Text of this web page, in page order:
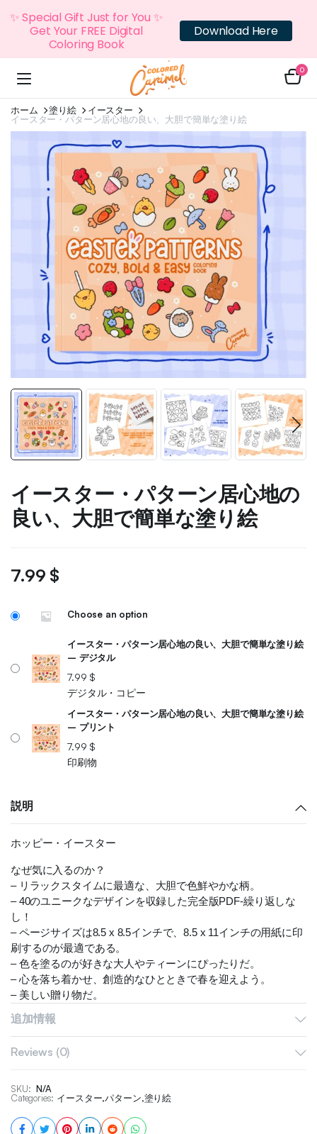
0
ホーム 塗り絵
イースター
イースター・パターン居心地の良い、大胆で簡単な塗り絵
イースター・パターン居心地の
良い、大胆で簡単な塗り絵
7.99 $
Choose an option
イースター・パターン居心地の良い、大胆で簡単な塗り絵
– デジタル
7.99 $
デジタル・コピー
イースター・パターン居心地の良い、大胆で簡単な塗り絵
– プリント
7.99 $
印刷物
説明
ホッピー・イースター
なぜ気に入るのか？
– リラックスタイムに最適な、大胆で色鮮やかな柄。
– 40のユニークなデザインを収録した完全版PDF-繰り返しな
し！
– ページサイズは8.5 x 8.5インチで、8.5 x 11インチの用紙に印
刷するのが最適である。
– 色を塗るのが好きな大人やティーンにぴったりだ。
– 心を落ち着かせ、創造的なひとときで春を迎えよう。
– 美しい贈り物だ。
**重要**なことだ。
– これはダウンロード可能な電子書籍で、自宅で印刷する。
– ダウンロード可能なファイルには透かしは入っていない。
– この本には著作権があり、大量生産や再販は禁止されてい
る。
今すぐ手に入れて、キュートなイースター・パターンに命を吹
追加情報
Reviews (0)
SKU: N/A
Categories: イースター,パターン,塗り絵
✨ Special Gift Just for You ✨
Get Your FREE Digital
Coloring Book
Download Here